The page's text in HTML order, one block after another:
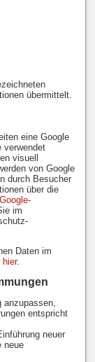
übermittelt.
eine Google
verwendet
visuell
von Google
durch Besucher
über die
im
Daten im
.
anzupassen,
entspricht
neuer
neue